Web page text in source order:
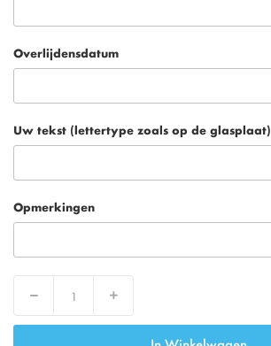
Overlijdensdatum
Uw tekst (lettertype zoals op de glasplaat)
Opmerkingen
Decrease Increase